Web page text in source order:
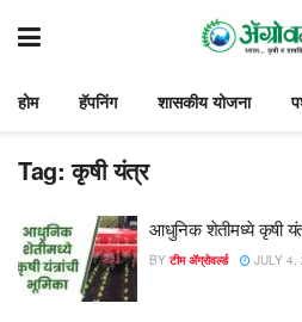
होम हॅपनिंग शासकीय योजना
Tag:कृषी यंत्र
आधुनिक शेतीमध्ये कृषी
BY टीम ॲग्रोवर्ल्ड JULY 4,